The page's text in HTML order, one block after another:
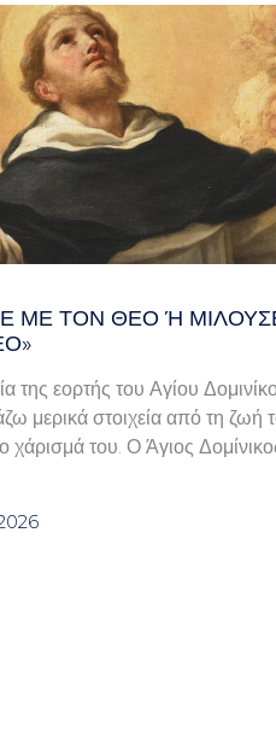
ΜΕ ΤΟΝ ΘΕΌ Ή ΜΙΛΟΎΣΕ
της εορτής του Αγίου
μερικά στοιχεία από τη ζωή
χάρισμά του. Ο Άγιος